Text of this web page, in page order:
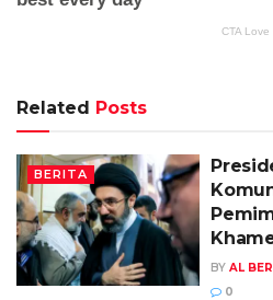
Related Posts
BERITA
BY AL
0